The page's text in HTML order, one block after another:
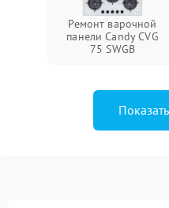
Ремонт варочной
панели Candy CVG
75 SWGB